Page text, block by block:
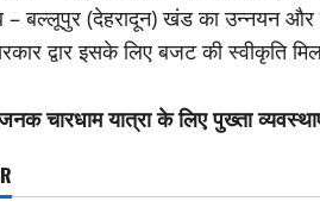
– बल्लूपुर (देहरादून) खंड का उन्नयन
द्वार इसके लिए बजट की स्वीकृति
चारधाम यात्रा के लिए पुख्ता